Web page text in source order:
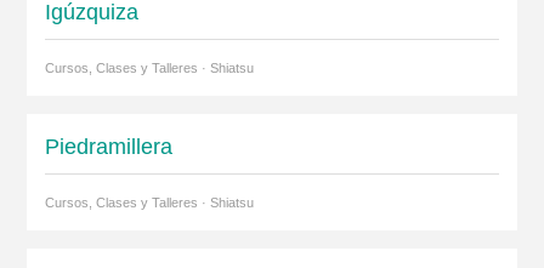
Igúzquiza
Cursos, Clases y Talleres · Shiatsu
Piedramillera
Cursos, Clases y Talleres · Shiatsu